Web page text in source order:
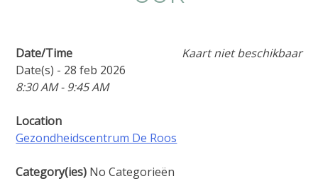
Kaart niet beschikbaar
Date/Time
Date(s) - 28 feb 2026
8:30 AM - 9:45 AM
Location
Gezondheidscentrum De Roos
Category(ies) No Categorieën